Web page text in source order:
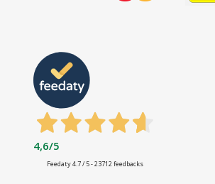
4,6/5
Feedaty4.7/ 5-23712 feedbacks